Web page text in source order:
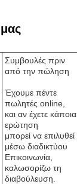
Συμβουλές πριν
από την πώληση
Έχουμε πέντε
πωλητές online,
και αν έχετε κάποια
ερώτηση
μπορεί να επιλυθεί
μέσω διαδικτύου
Επικοινωνία,
καλωσορίζω τη
διαβούλευση.